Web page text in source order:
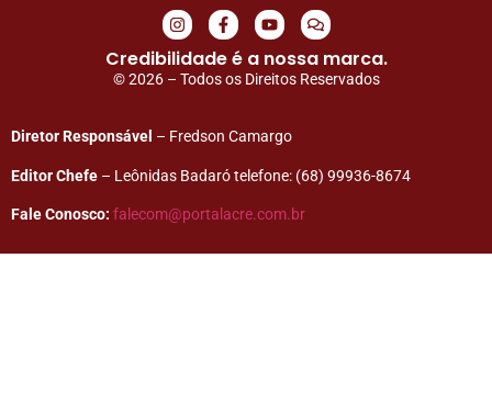
Credibilidade é a nossa marca.
© 2026 – Todos os Direitos Reservados
Diretor Responsável – Fredson Camargo
Editor Chefe – Leônidas Badaró telefone: (68) 99936-8674
Fale Conosco: falecom@portalacre.com.br